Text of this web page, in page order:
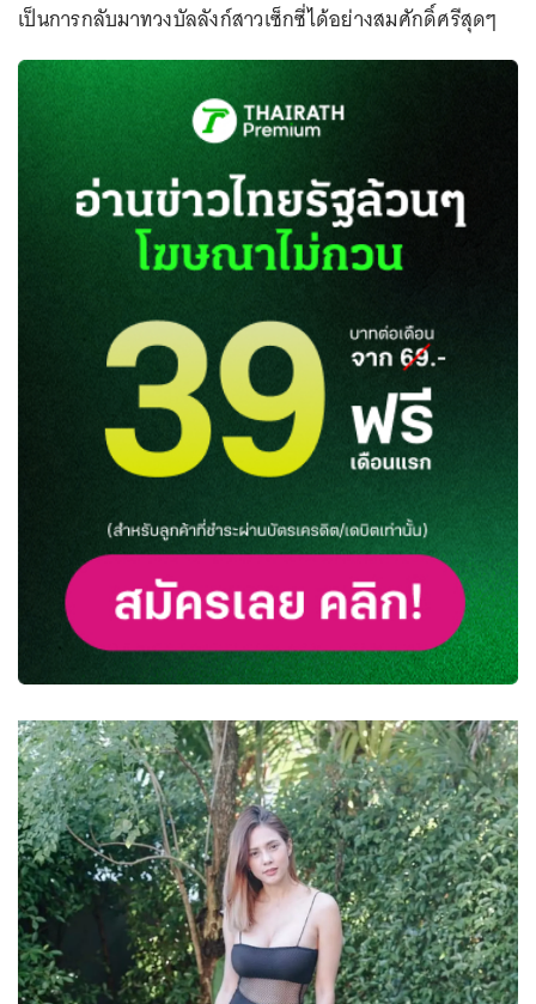
เป็นการกลับมาทวงบัลลังก์สาวเซ็กซี่ได้อย่างสมศักดิ์ศรีสุดๆ